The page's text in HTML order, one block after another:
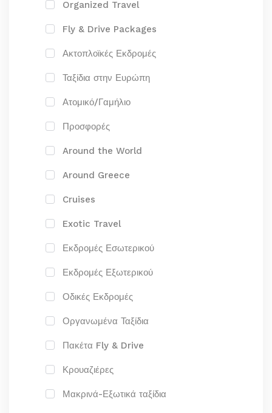
Organized Travel
Fly & Drive Packages
Ακτοπλοϊκές Εκδρομές
Ταξίδια στην Ευρώπη
Ατομικό/Γαμήλιο
Προσφορές
Around the World
Around Greece
Cruises
Exotic Travel
Εκδρομές Εσωτερικού
Εκδρομές Εξωτερικού
Οδικές Εκδρομές
Οργανωμένα Ταξίδια
Πακέτα Fly & Drive
Κρουαζιέρες
Μακρινά-Εξωτικά ταξίδια